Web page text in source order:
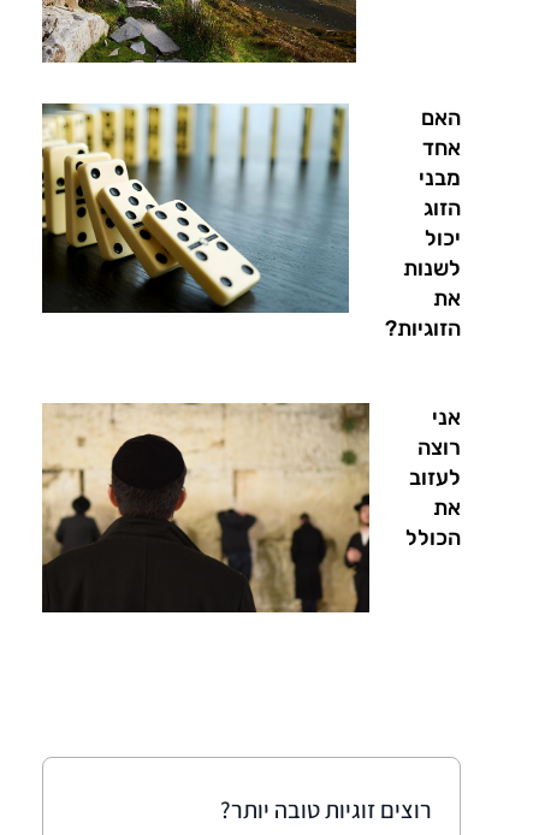
האם
אחד
מבני
הזוג
יכול
לשנות
את
הזוגיות?
אני
רוצה
לעזוב
את
הכולל
רוצים זוגיות טובה יותר?